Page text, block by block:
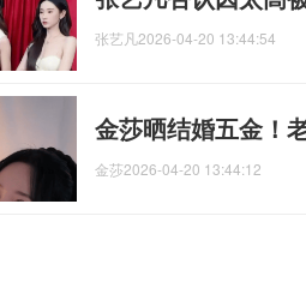
张艺凡2026-04-20 13:44:54
金莎晒结婚五金！
金莎2026-04-20 13:44:12